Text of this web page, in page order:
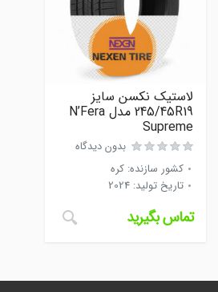
لاستیک نکسن سایز
245/45R19 مدل N’Fera
Supreme
بدون دیدگاه
کشور سازنده: کره
تاریخ تولید:
2024
تماس بگیرید